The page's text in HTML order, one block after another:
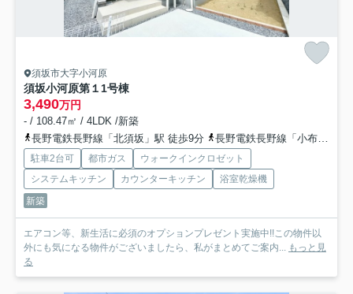
須坂市大字小河原
須坂小河原第１1号棟
3,490万円
- / 108.47㎡ / 4LDK /新築
長野電鉄長野線「北須坂」駅 徒歩9分
長野電鉄長野線「小布施」駅 徒歩35分
駐車2台可 都市ガス
ウォークインクロゼット
システムキッチン
カウンターキッチン
浴室乾燥機
新築
エアコン等、新生活に必須のオプションプレゼント実施中!!この物件以
外にも気になる物件がございましたら、私がまとめてご案内... もっと見
る